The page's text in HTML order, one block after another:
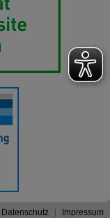
Datenschutz Impressum